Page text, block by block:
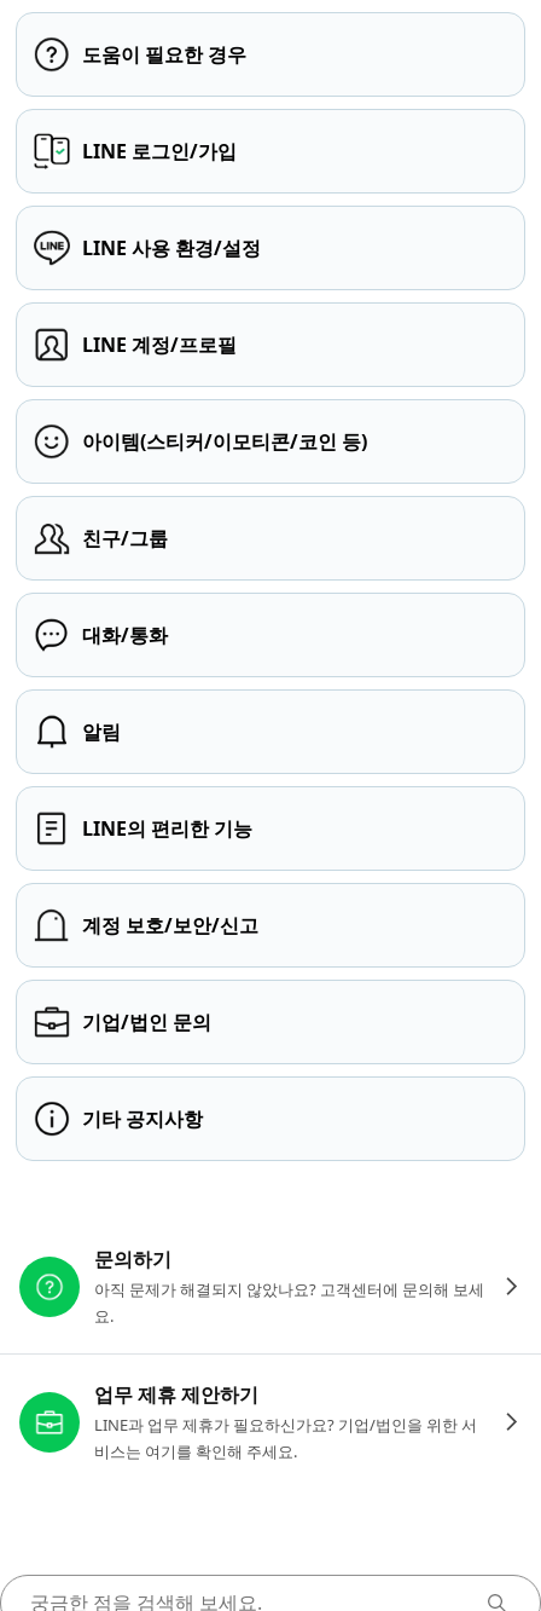
도움이 필요한 경우
LINE 로그인/가입
LINE 사용 환경/설정
LINE 계정/프로필
아이템(스티커/이모티콘/코인 등)
친구/그룹
대화/통화
알림
LINE의 편리한 기능
계정 보호/보안/신고
기업/법인 문의
기타 공지사항
문의하기
아직 문제가 해결되지 않았나요? 고객센터에 문의해 보세
요.
업무 제휴 제안하기
LINE과 업무 제휴가 필요하신가요? 기업/법인을 위한 서
비스는 여기를 확인해 주세요.